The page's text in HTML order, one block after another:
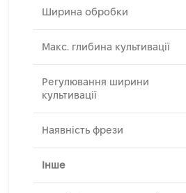
Ширина обробки
Макс. глибина культивації
Регулювання ширини
культивації
Наявність фрези
Інше